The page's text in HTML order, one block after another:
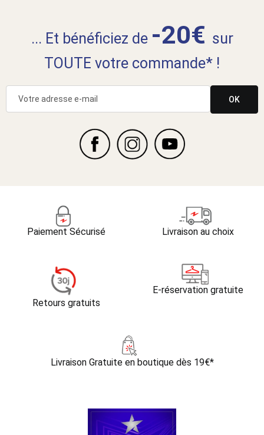
... Et bénéficiez de -20€ sur
TOUTE votre commande* !
OK
Paiement Sécurisé Livraison au choix
Retours gratuits
E-réservation gratuite
Livraison Gratuite en boutique dès 19€*